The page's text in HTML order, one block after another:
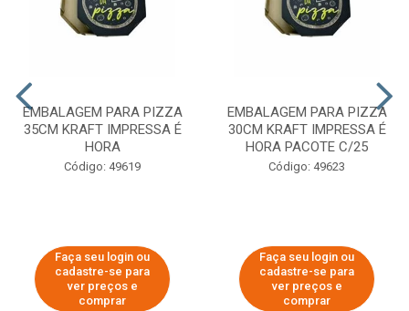
EMBALAGEM PARA PIZZA
35CM KRAFT IMPRESSA É
HORA
Código: 49619
Faça seu login ou
cadastre-se para
ver preços e
comprar
EMBALAGEM PARA PIZZA
30CM KRAFT IMPRESSA É
HORA PACOTE C/25
Código: 49623
Faça seu login ou
cadastre-se para
ver preços e
comprar